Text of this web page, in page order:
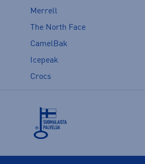
Merrell
The North Face
CamelBak
Icepeak
Crocs